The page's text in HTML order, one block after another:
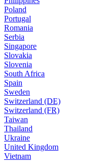
Poland
Portugal
Romania
Serbia
Singapore
Slovakia
Slovenia
South Africa
Spain
Sweden
Switzerland (DE)
Switzerland (FR)
Taiwan
Thailand
Ukraine
United Kingdom
Vietnam